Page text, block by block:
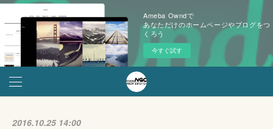
Ameba Owndで
あなただけのホームページやブログをつ
くろう
今すぐ試す
2016.10.25 14:00